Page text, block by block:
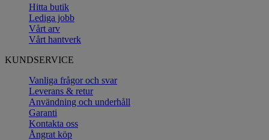
Hitta butik
Lediga jobb
Vårt arv
Vårt hantverk
KUNDSERVICE
Vanliga frågor och svar
Leverans & retur
Användning och underhåll
Garanti
Kontakta oss
Ångrat köp